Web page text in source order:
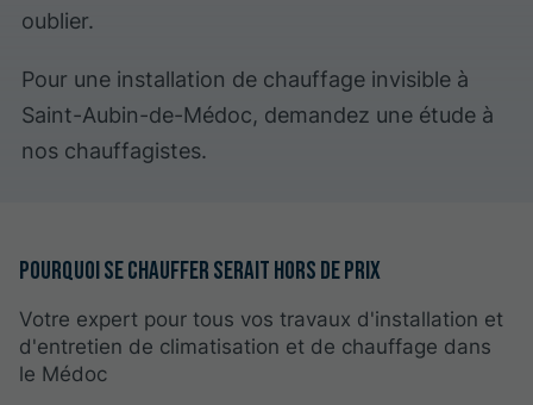
oublier.
Pour une installation de chauffage invisible à
Saint-Aubin-de-Médoc, demandez une étude à
nos chauffagistes.
Pourquoi se chauffer serait hors de prix
Votre expert pour tous vos travaux d'installation et
d'entretien de climatisation et de chauffage dans
le Médoc